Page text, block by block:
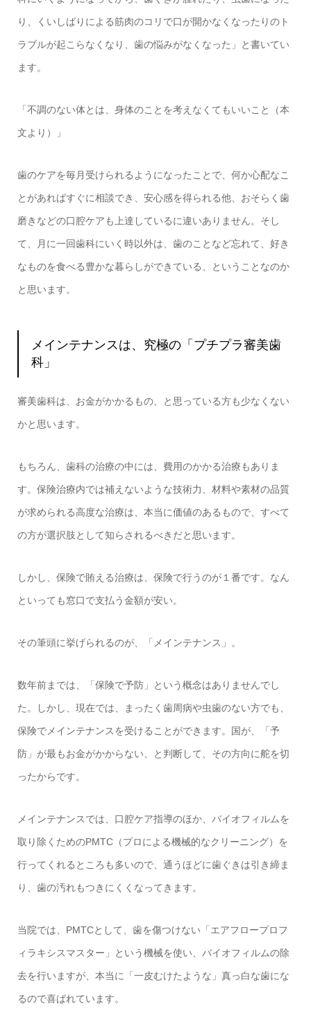
り、くいしばりによる筋肉のコリで口が開かなくなったりのト
ラブルが起こらなくなり、歯の悩みがなくなった」と書いてい
ます。
「不調のない体とは、身体のことを考えなくてもいいこと（本
文より）」
歯のケアを毎月受けられるようになったことで、何か心配なこ
とがあればすぐに相談でき、安心感を得られる他、おそらく歯
磨きなどの口腔ケアも上達しているに違いありません。そし
て、月に一回歯科にいく時以外は、歯のことなど忘れて、好き
なものを食べる豊かな暮らしができている、ということなのか
と思います。
メインテナンスは、究極の「プチプラ審美歯
科」
審美歯科は、お金がかかるもの、と思っている方も少なくない
かと思います。
もちろん、歯科の治療の中には、費用のかかる治療もありま
す。保険治療内では補えないような技術力、材料や素材の品質
が求められる高度な治療は、本当に価値のあるもので、すべて
の方が選択肢として知らされるべきだと思います。
しかし、保険で賄える治療は、保険で行うのが１番です。なん
といっても窓口で支払う金額が安い。
その筆頭に挙げられるのが、「メインテナンス」。
数年前までは、「保険で予防」という概念はありませんでし
た。しかし、現在では、まったく歯周病や虫歯のない方でも、
保険でメインテナンスを受けることができます。国が、「予
防」が最もお金がかからない、と判断して、その方向に舵を切
ったからです。
メインテナンスでは、口腔ケア指導のほか、バイオフィルムを
取り除くためのPMTC（プロによる機械的なクリーニング）を
行ってくれるところも多いので、通うほどに歯ぐきは引き締ま
り、歯の汚れもつきにくくなってきます。
当院では、PMTCとして、歯を傷つけない「エアフロープロフ
ィラキシスマスター」という機械を使い、バイオフィルムの除
去を行いますが、本当に「一皮むけたような」真っ白な歯にな
るので喜ばれています。